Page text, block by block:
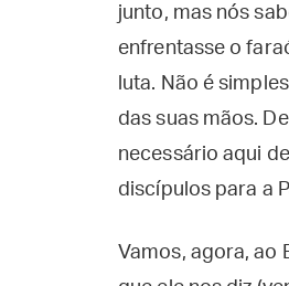
junto, mas nós
enfrentasse o
luta. Não é
das suas mãos.
necessário aqui
discípulos para a
Vamos, agora, ao